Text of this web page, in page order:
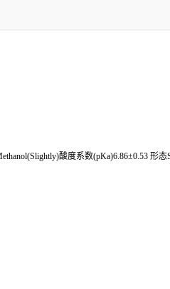
酸度系数(pKa)6.86±0.53 形